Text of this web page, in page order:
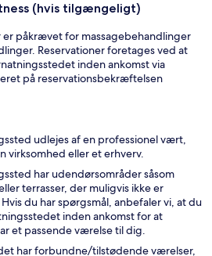
(hvis tilgængeligt)
er påkrævet for massagebehandlinger
Reservationer foretages ved at
inden ankomst via
på reservationsbekræftelsen
udlejes af en professionel vært,
virksomhed eller et erhverv.
har udendørsområder såsom
terrasser, der muligvis ikke er
du har spørgsmål, anbefaler vi, at du
inden ankomst for at
et passende værelse til dig.
har forbundne/tilstødende værelser,